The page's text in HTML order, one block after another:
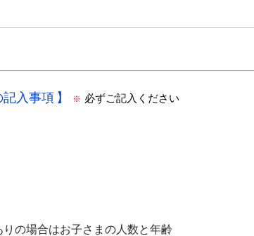
記入事項 ※ 必ずご記入ください
の場合はお子さまの人数と年齢